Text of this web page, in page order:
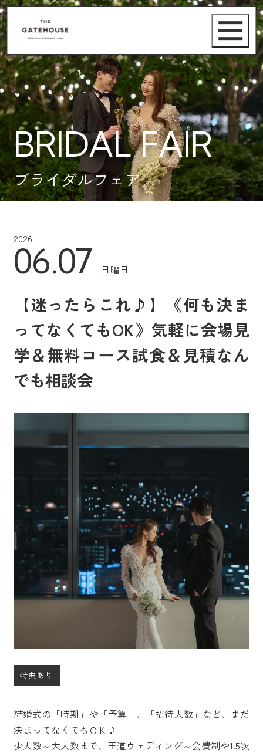
BRIDAL FAIR
ブライダルフェア
2026
06.07 日曜日
【迷ったらこれ♪】《何も決ま
ってなくてもOK》気軽に会場見
学＆無料コース試食＆見積なん
でも相談会
特典あり
結婚式の「時期」や「予算」、「招待人数」など、まだ
決まってなくてもＯＫ♪
少人数～大人数まで、王道ウェディング～会費制や1.5次